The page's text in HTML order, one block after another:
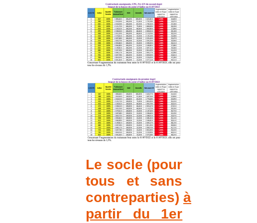
Le socle (pour
tous et sans
contreparties) à
partir du 1er